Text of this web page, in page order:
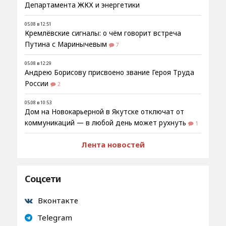
Департамента ЖКХ и энергетики
05.08 в 12:51
Кремлёвские сигналы: о чём говорит встреча
Путина с Маринычевым
7
05.08 в 12:29
Андрею Борисову присвоено звание Героя Труда
России
2
05.08 в 10:53
Дом на Новокарьерной в Якутске отключат от
коммуникаций — в любой день может рухнуть
1
Лента новостей
Соцсети
Вконтакте
Telegram